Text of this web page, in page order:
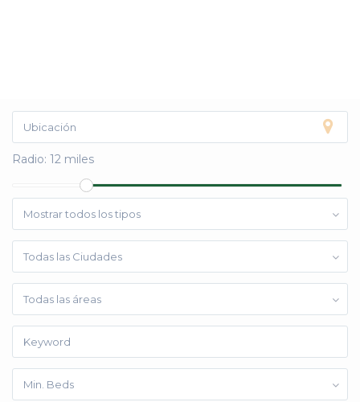
Radio: 12 miles
Mostrar todos los tipos
Todas las Ciudades
Todas las áreas
Min. Beds